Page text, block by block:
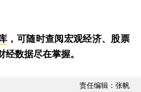
，可随时查阅宏观经济、股票
数据尽在掌握。
责任编辑：张帆